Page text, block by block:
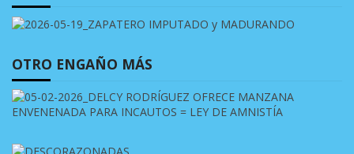
OTRO ENGAÑO MÁS